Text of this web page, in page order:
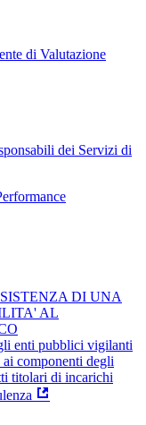
di Valutazione
dei Servizi di
DI UNA
AL
enti pubblici vigilanti
componenti degli
titolari di incarichi